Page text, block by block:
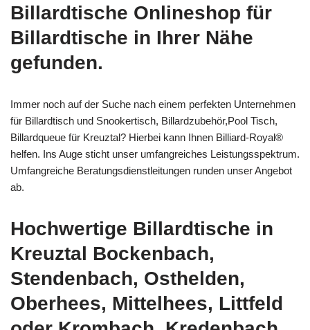
Billardtische Onlineshop für
Billardtische in Ihrer Nähe
gefunden.
Immer noch auf der Suche nach einem perfekten Unternehmen
für Billardtisch und Snookertisch, Billardzubehör,Pool Tisch,
Billardqueue für Kreuztal? Hierbei kann Ihnen Billiard-Royal®
helfen. Ins Auge sticht unser umfangreiches Leistungsspektrum.
Umfangreiche Beratungsdienstleitungen runden unser Angebot
ab.
Hochwertige Billardtische in
Kreuztal Bockenbach,
Stendenbach, Osthelden,
Oberhees, Mittelhees, Littfeld